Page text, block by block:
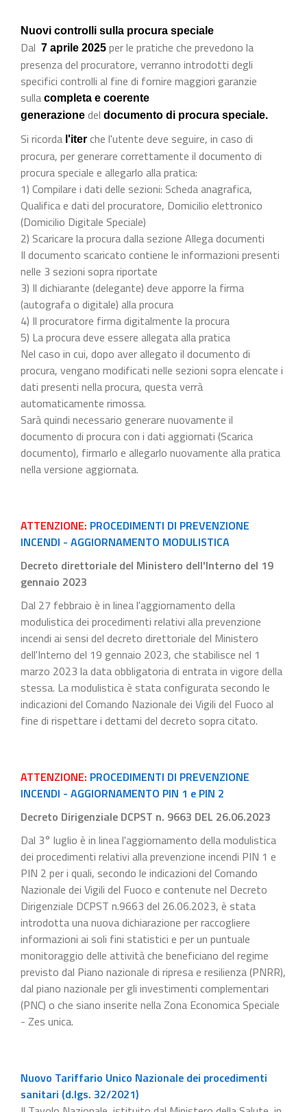
Nuovi controlli sulla procura speciale
Dal 7 aprile 2025 per le pratiche che prevedono la
presenza del procuratore, verranno introdotti degli
specifici controlli al fine di fornire maggiori garanzie
sulla completa e coerente
generazione del documento di procura speciale.
Si ricorda l'iter che l'utente deve seguire, in caso di
procura, per generare correttamente il documento di
procura speciale e allegarlo alla pratica:
1) Compilare i dati delle sezioni: Scheda anagrafica,
Qualifica e dati del procuratore, Domicilio elettronico
(Domicilio Digitale Speciale)
2) Scaricare la procura dalla sezione Allega documenti
Il documento scaricato contiene le informazioni presenti
nelle 3 sezioni sopra riportate
3) Il dichiarante (delegante) deve apporre la firma
(autografa o digitale) alla procura
4) Il procuratore firma digitalmente la procura
5) La procura deve essere allegata alla pratica
Nel caso in cui, dopo aver allegato il documento di
procura, vengano modificati nelle sezioni sopra elencate i
dati presenti nella procura, questa verrà
automaticamente rimossa.
Sarà quindi necessario generare nuovamente il
documento di procura con i dati aggiornati (Scarica
documento), firmarlo e allegarlo nuovamente alla pratica
nella versione aggiornata.
ATTENZIONE: PROCEDIMENTI DI PREVENZIONE
INCENDI - AGGIORNAMENTO MODULISTICA
Decreto direttoriale del Ministero dell'Interno del 19
gennaio 2023
Dal 27 febbraio è in linea l'aggiornamento della
modulistica dei procedimenti relativi alla prevenzione
incendi ai sensi del decreto direttoriale del Ministero
dell'Interno del 19 gennaio 2023, che stabilisce nel 1
marzo 2023 la data obbligatoria di entrata in vigore della
stessa. La modulistica è stata configurata secondo le
indicazioni del Comando Nazionale dei Vigili del Fuoco al
fine di rispettare i dettami del decreto sopra citato.
ATTENZIONE: PROCEDIMENTI DI PREVENZIONE
INCENDI - AGGIORNAMENTO PIN 1 e PIN 2
Decreto Dirigenziale DCPST n. 9663 DEL 26.06.2023
Dal 3° luglio è in linea l'aggiornamento della modulistica
dei procedimenti relativi alla prevenzione incendi PIN 1 e
PIN 2 per i quali, secondo le indicazioni del Comando
Nazionale dei Vigili del Fuoco e contenute nel Decreto
Dirigenziale DCPST n.9663 del 26.06.2023, è stata
introdotta una nuova dichiarazione per raccogliere
informazioni ai soli fini statistici e per un puntuale
monitoraggio delle attività che beneficiano del regime
previsto dal Piano nazionale di ripresa e resilienza (PNRR),
dal piano nazionale per gli investimenti complementari
(PNC) o che siano inserite nella Zona Economica Speciale
- Zes unica.
Nuovo Tariffario Unico Nazionale dei procedimenti
sanitari (d.lgs. 32/2021)